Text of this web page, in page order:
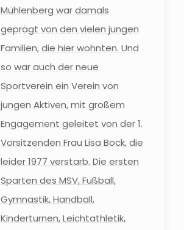
Mühlenberg war damals
geprägt von den vielen jungen
Familien, die hier wohnten. Und
so war auch der neue
Sportverein ein Verein von
jungen Aktiven, mit großem
Engagement geleitet von der 1.
Vorsitzenden Frau Lisa Bock, die
leider 1977 verstarb. Die ersten
Sparten des MSV, Fußball,
Gymnastik, Handball,
Kinderturnen, Leichtathletik,